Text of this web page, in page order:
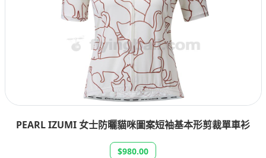
PEARL IZUMI 女士防曬貓咪圖案短袖基本形剪裁單車衫
$980.00